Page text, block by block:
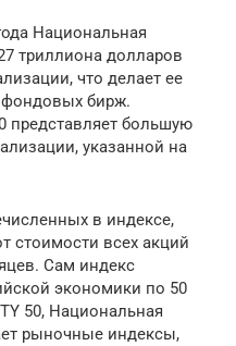
Национальная
триллиона долларов
что делает ее
бирж.
представляет большую
указанной на
в индексе,
стоимости всех акций
Сам индекс
экономики по 50
50, Национальная
рыночные индексы,